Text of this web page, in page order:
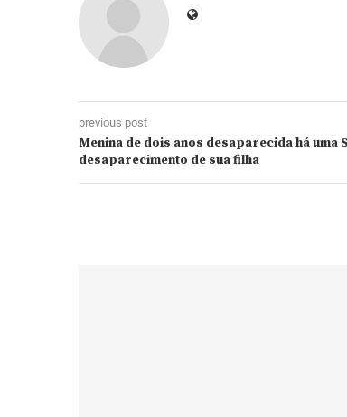
previous post
Menina de dois anos desaparecida há uma
desaparecimento de sua filha